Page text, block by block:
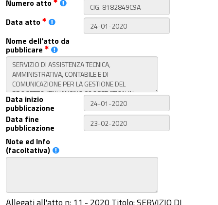
Numero atto
Data atto
Nome dell'atto da
pubblicare
Data inizio
pubblicazione
Data fine
pubblicazione
Note ed Info
(facoltativa)
Allegati all'atto n: 11 - 2020 Titolo: SERVIZIO DI